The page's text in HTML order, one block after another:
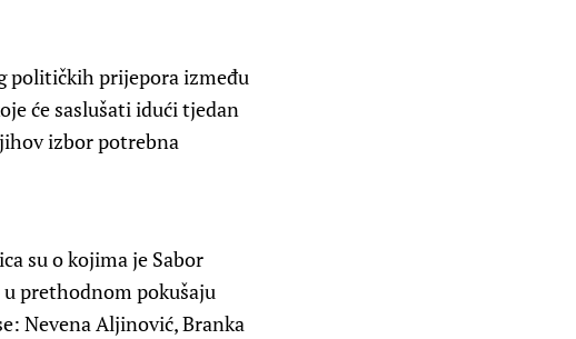
političkih prijepora između
će saslušati idući tjedan
izbor potrebna
su o kojima je Sabor
prethodnom pokušaju
Nevena Aljinović, Branka